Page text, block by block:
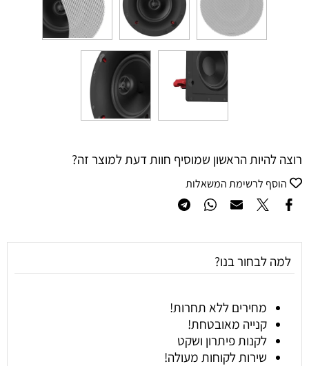
רוצה להיות הראשון שמוסיף חוות דעת למוצר זה?
הוסף לרשימת המשאלות
למה לבחור בנו?
מחירים ללא תחרות!
קנייה מאובטחת!
לקנות פיתרון ושקט
שירות לקוחות מעולה!